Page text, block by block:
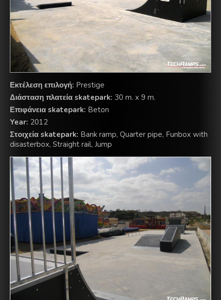
Εκτέλεση επιλογή: Prestige
Διάσταση πλατεία skatepark: 30 m. x 9 m.
Επιφάνεια skatepark: Beton
Year: 2012
Στοιχεία skatepark: Bank ramp, Quarter pipe, Funbox with
disasterbox, Straight rail, Jump